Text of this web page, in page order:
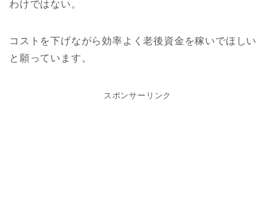
わけではない。
コストを下げながら効率よく老後資金を稼いでほしい
と願っています。
スポンサーリンク